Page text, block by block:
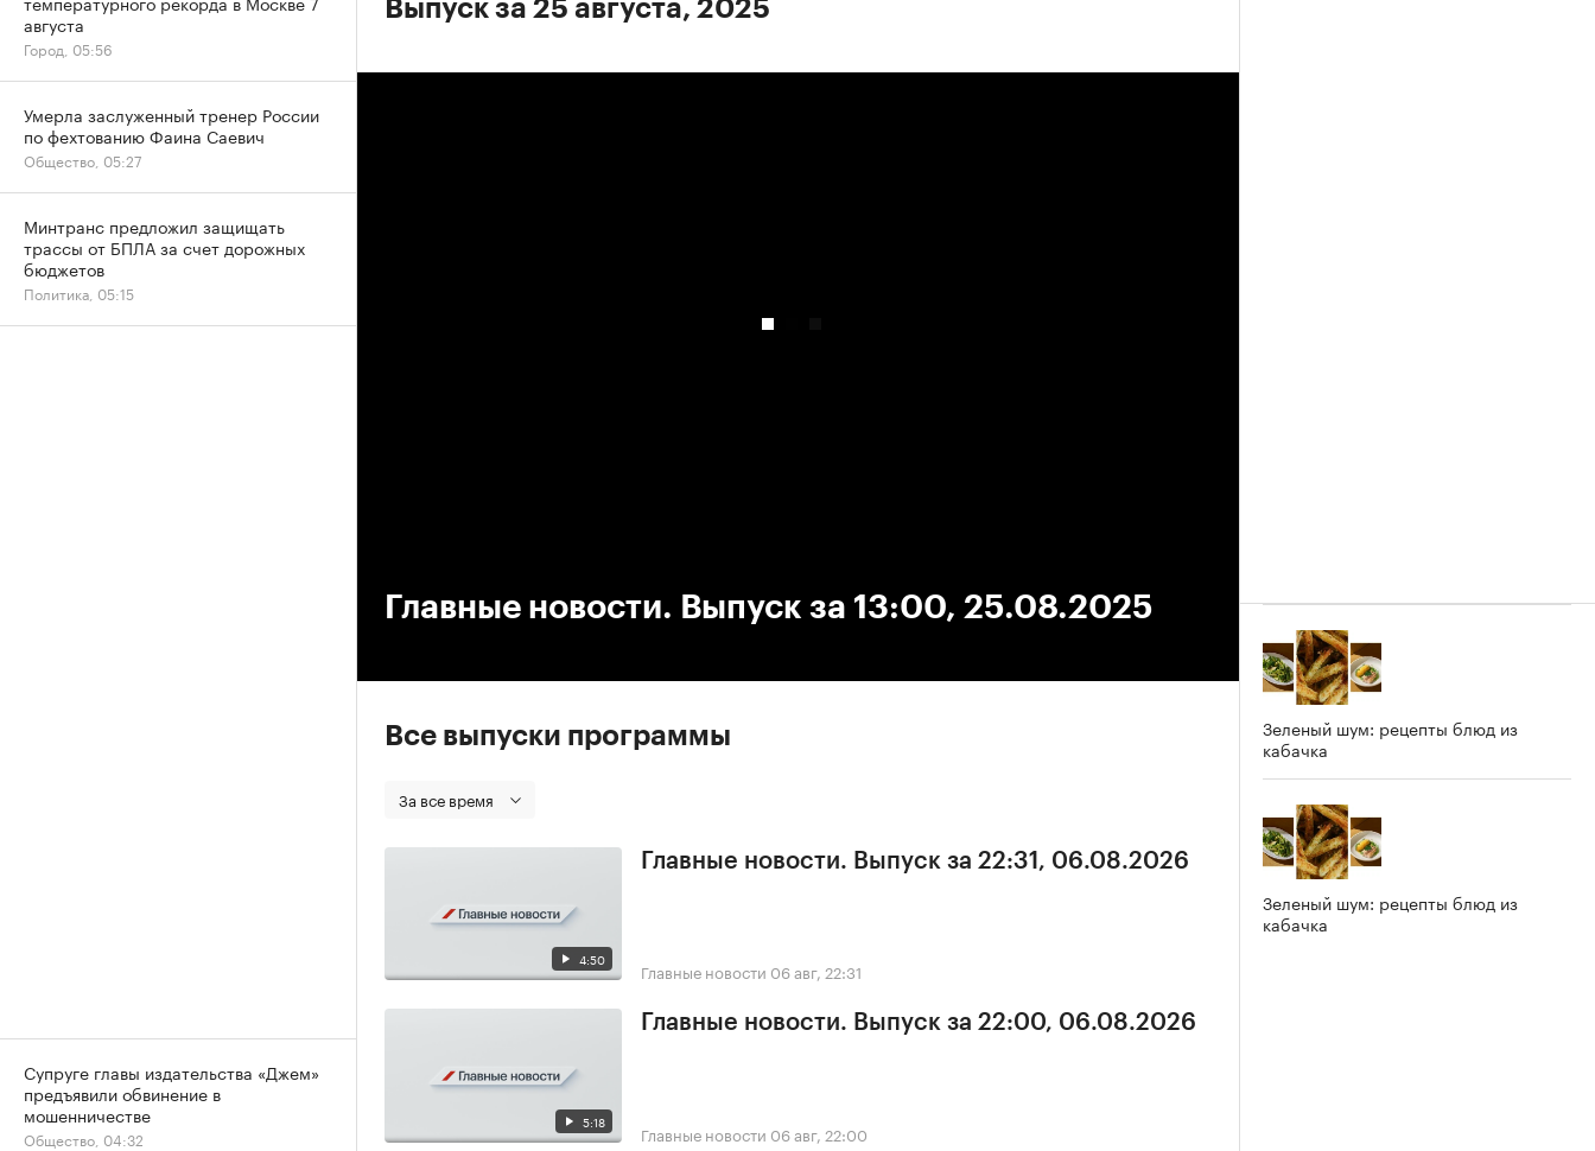
Выпуск за 25 августа, 2025
Главные новости. Выпуск за 13:00, 25.08.2025
Все выпуски программы
За все время
4:50
Главные новости. Выпуск за 22:31, 06.08.2026
Главные новости 06 авг, 22:31
5:18
Главные новости. Выпуск за 22:00, 06.08.2026
Главные новости 06 авг, 22:00
Зеленый шум: рецепты блюд из
кабачка
Зеленый шум: рецепты блюд из
кабачка
августа
Город, 05:56
Умерла заслуженный тренер России
по фехтованию Фаина Саевич
Общество, 05:27
Минтранс предложил защищать
трассы от БПЛА за счет дорожных
бюджетов
Политика, 05:15
Супруге главы издательства «Джем»
предъявили обвинение в
мошенничестве
Общество, 04:32